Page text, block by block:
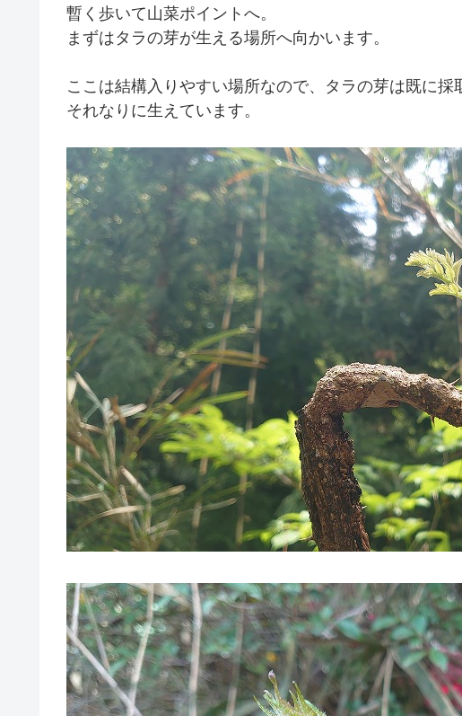
暫く歩いて山菜ポイントへ。
まずはタラの芽が生える場所へ向かいます。
ここは結構入りやすい場所なので、タラの芽は既に
それなりに生えています。